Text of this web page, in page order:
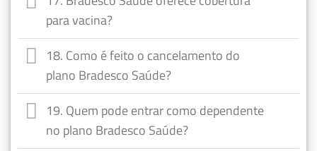
para vacina?
18. Como é feito o cancelamento do
plano Bradesco Saúde?
19. Quem pode entrar como dependente
no plano Bradesco Saúde?